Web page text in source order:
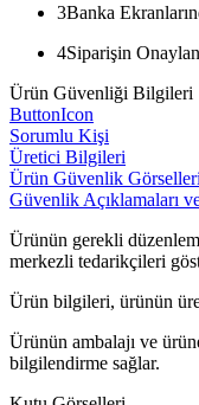
3Banka
4Siparişin
Ürün Güvenliği Bilgileri
ButtonIcon
Sorumlu Kişi
Üretici Bilgileri
Ürün Güvenlik Görselleri
Güvenlik Açıklamaları
Ürünün gerekli
merkezli tedarikçileri
Ürün bilgileri, ürünün
Ürünün ambalajı ve
bilgilendirme sağlar.